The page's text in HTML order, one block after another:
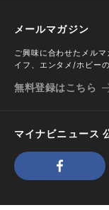
メールマガジン
ご興味に合わせたメル
イフ、エンタメ/ホビー
無料登録はこちら
マイナビニュース